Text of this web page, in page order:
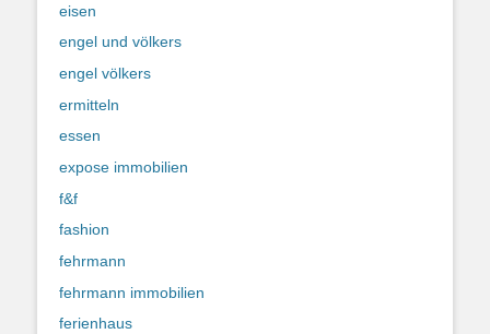
eisen
engel und völkers
engel völkers
ermitteln
essen
expose immobilien
f&f
fashion
fehrmann
fehrmann immobilien
ferienhaus